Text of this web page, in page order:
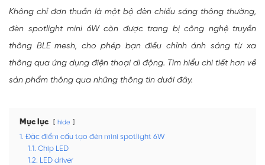
Không chỉ đơn thuần là một bộ đèn chiếu sáng thông thường,
đèn spotlight mini 6W còn được trang bị công nghệ truyền
thông BLE mesh, cho phép bạn điều chỉnh ánh sáng từ xa
thông qua ứng dụng điện thoại di động. Tìm hiểu chi tiết hơn về
sản phẩm thông qua những thông tin dưới đây.
Mục lục hide
1. Đặc điểm cấu tạo đèn mini spotlight 6W
1.1. Chip LED
1.2. LED driver